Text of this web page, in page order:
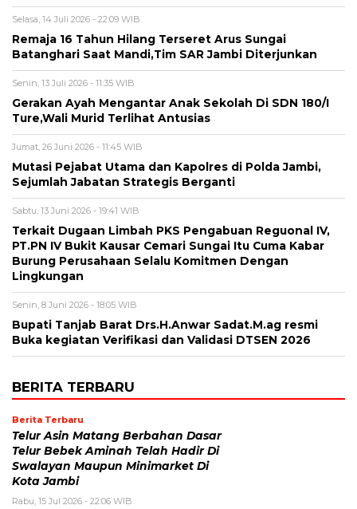
Selasa, 14 Juli 2026 - 22:09 WIB
Remaja 16 Tahun Hilang Terseret Arus Sungai
Batanghari Saat Mandi,Tim SAR Jambi Diterjunkan
Senin, 13 Juli 2026 - 11:35 WIB
Gerakan Ayah Mengantar Anak Sekolah Di SDN 180/I
Ture,Wali Murid Terlihat Antusias
Jumat, 26 Juni 2026 - 11:45 WIB
Mutasi Pejabat Utama dan Kapolres di Polda Jambi,
Sejumlah Jabatan Strategis Berganti
Sabtu, 13 Juni 2026 - 19:41 WIB
Terkait Dugaan Limbah PKS Pengabuan Reguonal IV,
PT.PN IV Bukit Kausar Cemari Sungai Itu Cuma Kabar
Burung Perusahaan Selalu Komitmen Dengan
Lingkungan
Senin, 8 Juni 2026 - 18:05 WIB
Bupati Tanjab Barat Drs.H.Anwar Sadat.M.ag resmi
Buka kegiatan Verifikasi dan Validasi DTSEN 2026
BERITA TERBARU
Berita Terbaru
Telur Asin Matang Berbahan Dasar
Telur Bebek Aminah Telah Hadir Di
Swalayan Maupun Minimarket Di
Kota Jambi
Rabu, 15 Jul 2026 - 22:06 WIB